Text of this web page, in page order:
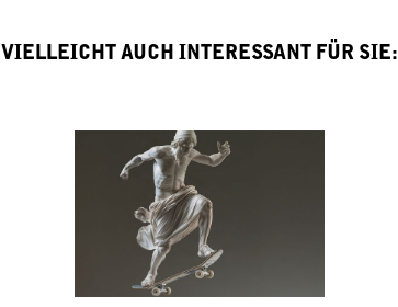
VIELLEICHT AUCH INTERESSANT FÜR SIE: